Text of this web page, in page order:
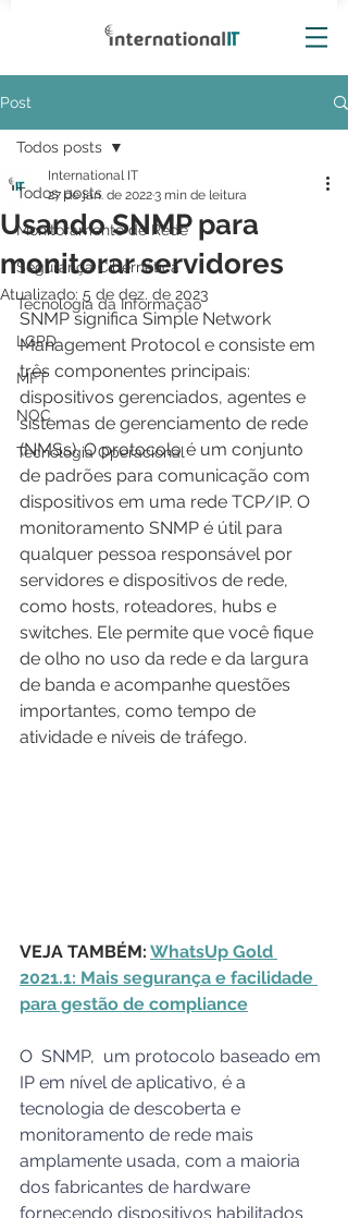
Post
Todos posts
Monitoramento de Rede
Segurança Cibernética
Tecnologia da Informação
LGPD
MFT
NOC
Tecnologia Operacional
Todos posts
Usando SNMP para
monitorar servidores
International IT
27 de jan. de 20223 min de leitura
Atualizado: 5 de dez. de 2023
SNMP significa Simple Network
Management Protocol e consiste em
três componentes principais:
dispositivos gerenciados, agentes e
sistemas de gerenciamento de rede
(NMSs). O protocolo é um conjunto
de padrões para comunicação com
dispositivos em uma rede TCP/IP. O
monitoramento SNMP é útil para
qualquer pessoa responsável por
servidores e dispositivos de rede,
como hosts, roteadores, hubs e
switches. Ele permite que você fique
de olho no uso da rede e da largura
de banda e acompanhe questões
importantes, como tempo de
atividade e níveis de tráfego.
VEJA TAMBÉM: WhatsUp Gold
2021.1: Mais segurança e facilidade
para gestão de compliance
O  SNMP,  um protocolo baseado em
IP em nível de aplicativo, é a
tecnologia de descoberta e
monitoramento de rede mais
amplamente usada, com a maioria
dos fabricantes de hardware
fornecendo dispositivos habilitados